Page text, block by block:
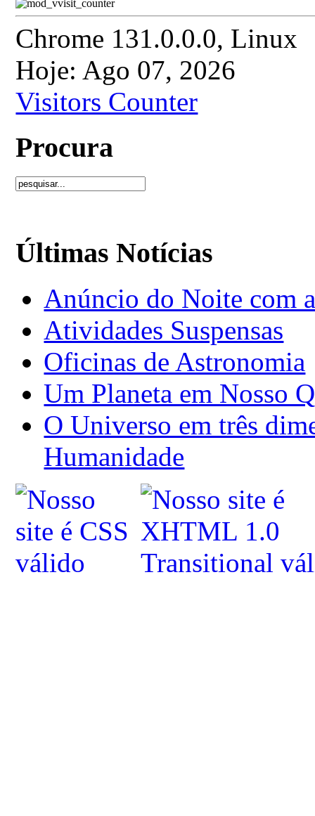
Chrome 131.0.0.0, Linux
Hoje: Ago 07, 2026
Visitors Counter
Procura
Últimas Notícias
Anúncio do Noite com
Atividades Suspensas
Oficinas de Astronomia
Um Planeta em Nosso
O Universo em três
Humanidade